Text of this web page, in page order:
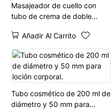
Masajeador de cuello con
tubo de crema de doble
Añadir Al Carrito
Tubo cosmético de 200 ml de
diámetro y 50 mm para